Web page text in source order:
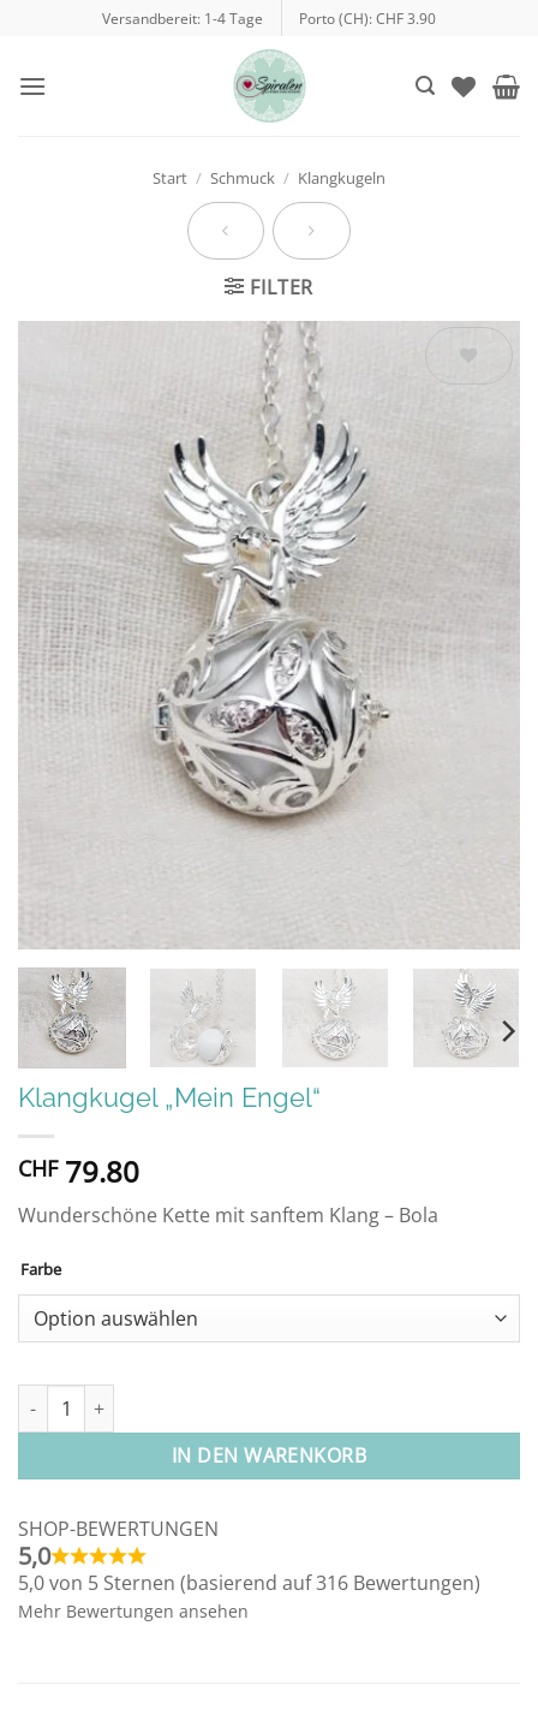
springen
Versandbereit: 1-4 Tage Porto (CH): CHF 3.90
Start / Schmuck / Klangkugeln
FILTER
Klangkugel „Mein Engel“
CHF79.80
Wunderschöne Kette mit sanftem Klang – Bola
Farbe
Klangkugel "Mein Engel" Menge
IN DEN WARENKORB
Alternative:
SHOP-BEWERTUNGEN
5,0
5,0 von 5 Sternen (basierend auf 316 Bewertungen)
Mehr Bewertungen ansehen